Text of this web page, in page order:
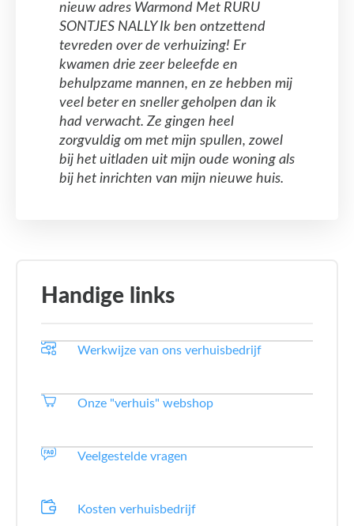
nieuw adres Warmond Met RURU
SONTJES NALLY Ik ben ontzettend
tevreden over de verhuizing! Er
kwamen drie zeer beleefde en
behulpzame mannen, en ze hebben mij
veel beter en sneller geholpen dan ik
had verwacht. Ze gingen heel
zorgvuldig om met mijn spullen, zowel
bij het uitladen uit mijn oude woning als
bij het inrichten van mijn nieuwe huis.
Handige links
Werkwijze van ons verhuisbedrijf
Onze "verhuis" webshop
Veelgestelde vragen
Kosten verhuisbedrijf